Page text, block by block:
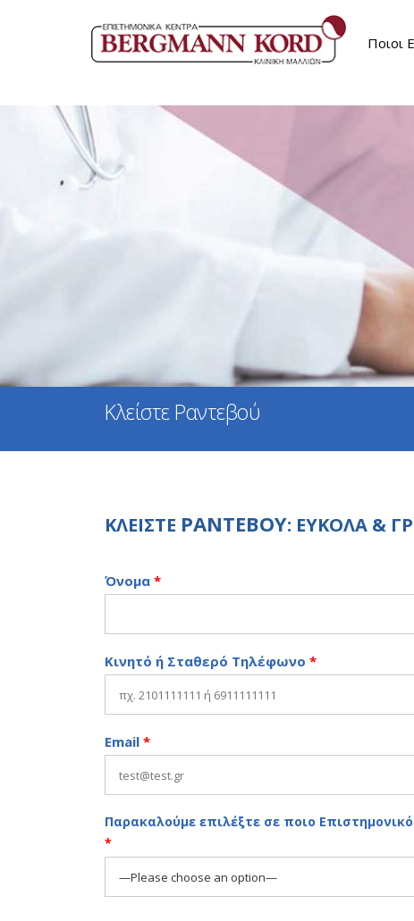
Ποιοι
Κλείστε Ραντεβού
ΚΛΕΙΣΤΕ ΡΑΝΤΕΒΟΥ: ΕΥΚΟΛΑ &
Όνομα *
Κινητό ή Σταθερό Τηλέφωνο *
Email *
Παρακαλούμε επιλέξτε σε ποιο
*